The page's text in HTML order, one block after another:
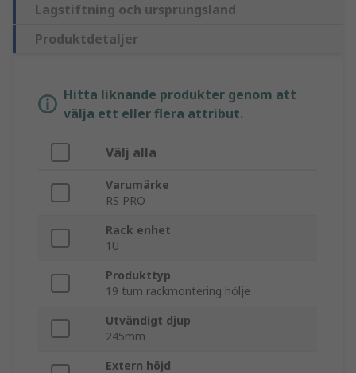
Lagstiftning och ursprungsland
Produktdetaljer
Hitta liknande produkter genom att
välja ett eller flera attribut.
Välj alla
Varumärke
RS PRO
Rack enhet
1U
Produkttyp
19 tum rackmontering hölje
Utvändigt djup
245mm
Extern höjd